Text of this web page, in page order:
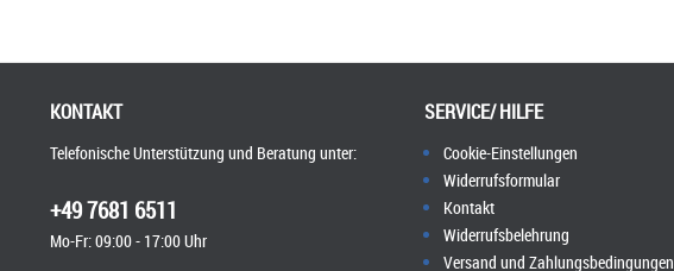
KONTAKT
Telefonische Unterstützung und Beratung unter:
+49 7681 6511
Mo-Fr: 09:00 - 17:00 Uhr
SERVICE/ HILFE
Cookie-Einstellungen
Widerrufsformular
Kontakt
Widerrufsbelehrung
Versand und Zahlungsbedingungen